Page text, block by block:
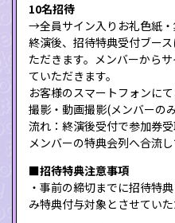
10名招待
→全員サイン入りお礼色紙
終演後、招待特典受付ブー
ただきます。メンバーから
ていただきます。
お客様のスマートフォンに
撮影・動画撮影(メンバーの
流れ：終演後受付で参加券
メンバーの特典会列へ合流し
■招待特典注意事項
・事前の締切までに招待特
み特典付与対象とさせてい